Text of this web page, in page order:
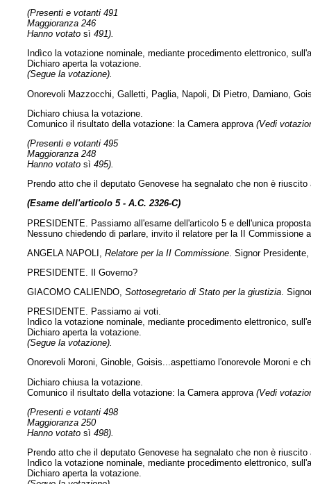
(Presenti e votanti 491
Maggioranza 246
Hanno votato sì491).
Indìco la votazione nominale, mediante procedimento elettronico,
Dichiaro aperta la votazione.
(Segue la votazione).
Onorevoli Mazzocchi, Galletti, Paglia, Napoli, Di Pietro, Damiano,
Dichiaro chiusa la votazione.
Comunico il risultato della votazione: la Camera approva(Vedi
(Presenti e votanti 495
Maggioranza 248
Hanno votato sì495).
Prendo atto che il deputato Genovese ha segnalato che non è
(Esame dell'articolo 5 - A.C. 2326-C)
PRESIDENTE. Passiamo all'esame dell'articolo 5 e dell'unica
Nessuno chiedendo di parlare, invito il relatore per la II Commissione
ANGELA NAPOLI,Relatore per la II Commissione . Signor
PRESIDENTE. Il Governo?
GIACOMO CALIENDO,Sottosegretario di Stato per la giustizia.
PRESIDENTE. Passiamo ai voti.
Indìco la votazione nominale, mediante procedimento elettronico,
Dichiaro aperta la votazione.
(Segue la votazione).
Onorevoli Moroni, Ginoble, Goisis...aspettiamo l'onorevole Moroni e
Dichiaro chiusa la votazione.
Comunico il risultato della votazione: la Camera approva(Vedi
(Presenti e votanti 498
Maggioranza 250
Hanno votato sì498).
Prendo atto che il deputato Genovese ha segnalato che non è
Indìco la votazione nominale, mediante procedimento elettronico,
Dichiaro aperta la votazione.